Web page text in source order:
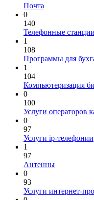
Почта
0
140
Телефонные станции
1
108
Программы для
1
104
Компьютеризация
0
100
Услуги операторов
0
97
Услуги ip-телефонии
1
97
Антенны
0
93
Услуги интернет-